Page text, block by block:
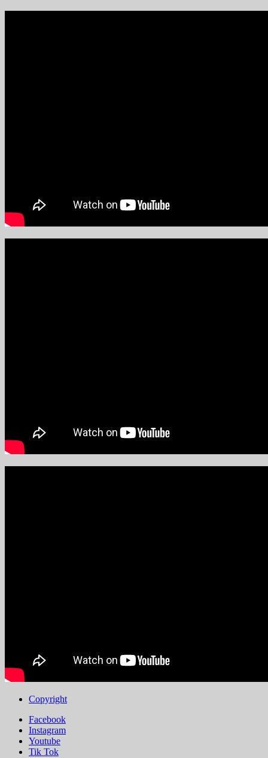
Copyright
Facebook
Instagram
Youtube
Tik Tok